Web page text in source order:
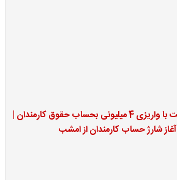
غافلگیری دولت با واریزی 4 میلیونی بحساب حقوق کارمندان |
آغاز شارژ حساب کارمندان از امشب